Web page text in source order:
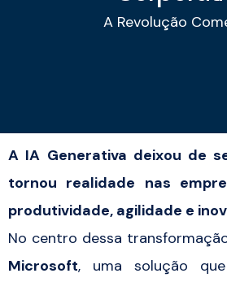
A Revolução
A IA Generativa deixou de
tornou realidade nas
produtividade, agilidade e
No centro dessa
Microsoft, uma solução